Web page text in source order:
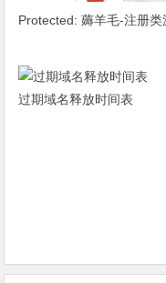
Protected: 薅羊毛-注册类
过期域名释放时间表